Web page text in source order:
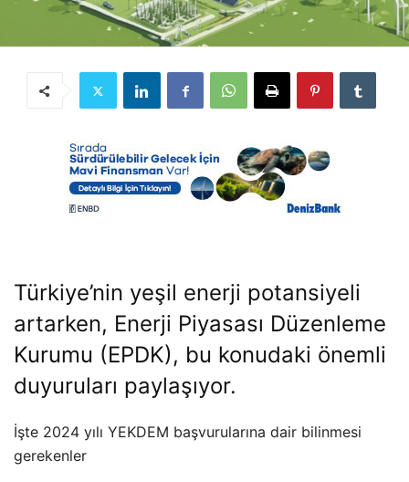
Türkiye’nin yeşil enerji potansiyeli
artarken, Enerji Piyasası Düzenleme
Kurumu (EPDK), bu konudaki önemli
duyuruları paylaşıyor.
İşte 2024 yılı YEKDEM başvurularına dair bilinmesi
gerekenler